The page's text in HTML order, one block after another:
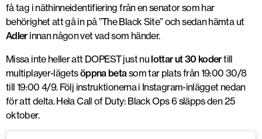
få tag i näthinneidentifiering från en senator som har
behörighet att gå in på ”The Black Site” och sedan hämta ut
Adlerinnan någon vet vad som händer.
Missa inte heller att DOPEST just nulottar ut 30 kodertill
multiplayer-lägetsöppna betasom tar plats från 19:00 30/8
till 19:00 4/9. Följ instruktionerna i Instagram-inlägget nedan
för att delta. Hela Call of Duty: Black Ops 6 släpps den 25
oktober.